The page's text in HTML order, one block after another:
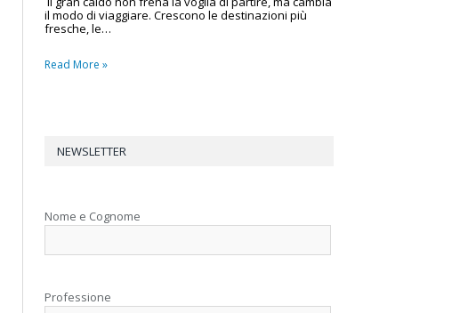
il modo di viaggiare. Crescono le destinazioni più
fresche, le…
Read More »
NEWSLETTER
Nome e Cognome
Professione